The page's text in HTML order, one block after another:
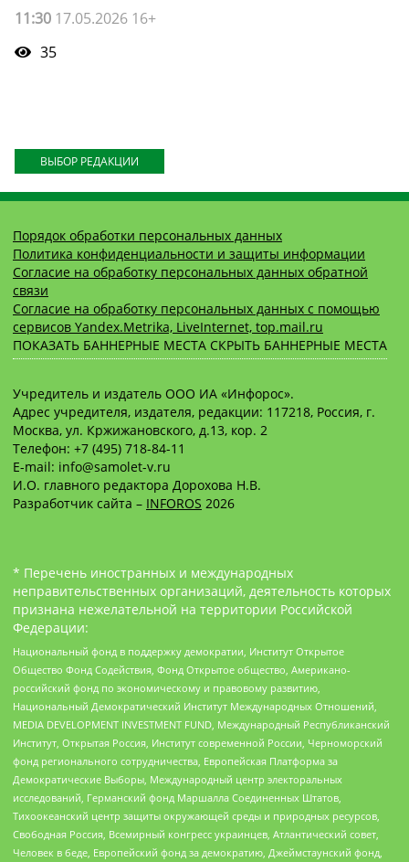
11:30 17.05.2026 16+
35
ВЫБОР РЕДАКЦИИ
Порядок обработки персональных данных
Политика конфиденциальности и защиты информации
Согласие на обработку персональных данных обратной
связи
Согласие на обработку персональных данных с помощью
сервисов Yandex.Metrika, LiveInternet, top.mail.ru
ПОКАЗАТЬ БАННЕРНЫЕ МЕСТА СКРЫТЬ БАННЕРНЫЕ МЕСТА
Учредитель и издатель ООО ИА «Инфорос».
Адрес учредителя, издателя, редакции: 117218, Россия, г.
Москва, ул. Кржижановского, д.13, кор. 2
Телефон: +7 (495) 718-84-11
E-mail: info@samolet-v.ru
И.О. главного редактора Дорохова Н.В.
Разработчик сайта – INFOROS 2026
* Перечень иностранных и международных
неправительственных организаций, деятельность которых
признана нежелательной на территории Российской
Федерации:
Национальный фонд в поддержку демократии, Институт Открытое
Общество Фонд Содействия, Фонд Открытое общество, Американо-
российский фонд по экономическому и правовому развитию,
Национальный Демократический Институт Международных Отношений,
MEDIA DEVELOPMENT INVESTMENT FUND, Международный Республиканский
Институт, Открытая Россия, Институт современной России, Черноморский
фонд регионального сотрудничества, Европейская Платформа за
Демократические Выборы, Международный центр электоральных
исследований, Германский фонд Маршалла Соединенных Штатов,
Тихоокеанский центр защиты окружающей среды и природных ресурсов,
Свободная Россия, Всемирный конгресс украинцев, Атлантический совет,
Человек в беде, Европейский фонд за демократию, Джеймстаунский фонд,